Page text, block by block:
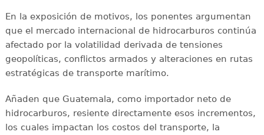
En la exposición de motivos, los ponentes argumentan
que el mercado internacional de hidrocarburos continúa
afectado por la volatilidad derivada de tensiones
geopolíticas, conflictos armados y alteraciones en rutas
estratégicas de transporte marítimo.
Añaden que Guatemala, como importador neto de
hidrocarburos, resiente directamente esos incrementos,
los cuales impactan los costos del transporte, la